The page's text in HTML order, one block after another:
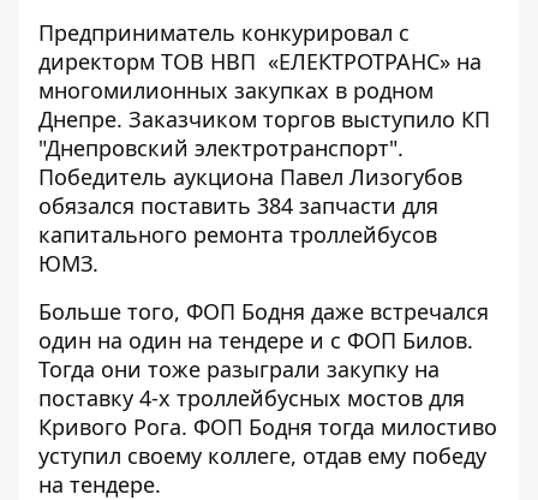
Предприниматель конкурировал с
директорм ТОВ НВП «ЕЛЕКТРОТРАНС» на
многомилионных закупках в родном
Днепре. Заказчиком торгов выступило КП
"Днепровский электротранспорт".
Победитель аукциона Павел Лизогубов
обязался поставить 384 запчасти для
капитального ремонта троллейбусов
ЮМЗ.
Больше того, ФОП Бодня даже встречался
один на один на тендере и с ФОП Билов.
Тогда они тоже разыграли закупку на
поставку 4-х троллейбусных мостов для
Кривого Рога. ФОП Бодня тогда милостиво
уступил своему коллеге, отдав ему победу
на тендере.